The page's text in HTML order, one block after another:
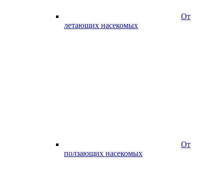
От
летающих насекомых
От
ползающих насекомых